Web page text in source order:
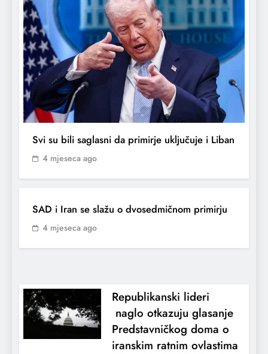
Svi su bili saglasni da primirje uključuje i Liban
4 mjeseca ago
SAD i Iran se slažu o dvosedmičnom primirju
4 mjeseca ago
Republikanski lideri
naglo otkazuju glasanje
Predstavničkog doma o
iranskim ratnim ovlastima